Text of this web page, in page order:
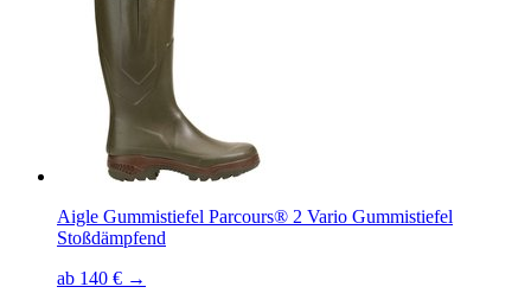
Aigle Gummistiefel Parcours® 2 Vario Gummistiefel
Stoßdämpfend
ab 140 € →